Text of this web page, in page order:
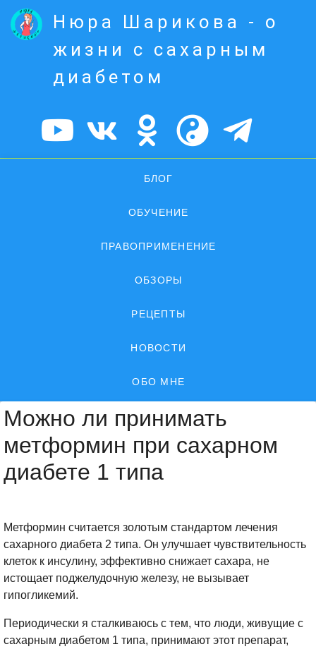
Нюра Шарикова - о
жизни с сахарным
диабетом
БЛОГ
ОБУЧЕНИЕ
ПРАВОПРИМЕНЕНИЕ
ОБЗОРЫ
РЕЦЕПТЫ
НОВОСТИ
ОБО МНЕ
Можно ли принимать
метформин при сахарном
диабете 1 типа
Метформин считается золотым стандартом лечения
сахарного диабета 2 типа. Он улучшает чувствительность
клеток к инсулину, эффективно снижает сахара, не
истощает поджелудочную железу, не вызывает
гипогликемий.
Периодически я сталкиваюсь с тем, что люди, живущие с
сахарным диабетом 1 типа, принимают этот препарат,